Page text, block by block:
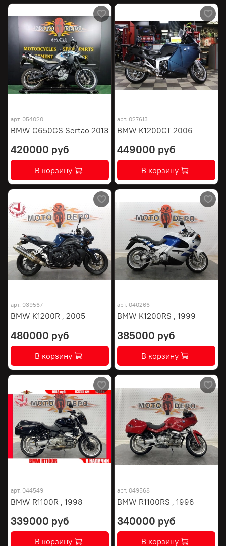
арт. 054020
BMW G650GS Sertao 2013
420000 руб
В корзину
арт. 027613
BMW K1200GT 2006
449000 руб
В корзину
арт. 039567
BMW K1200R , 2005
480000 руб
В корзину
арт. 040266
BMW K1200RS , 1999
385000 руб
В корзину
арт. 044549
BMW R1100R , 1998
339000 руб
В корзину
арт. 049568
BMW R1100RS , 1996
340000 руб
В корзину